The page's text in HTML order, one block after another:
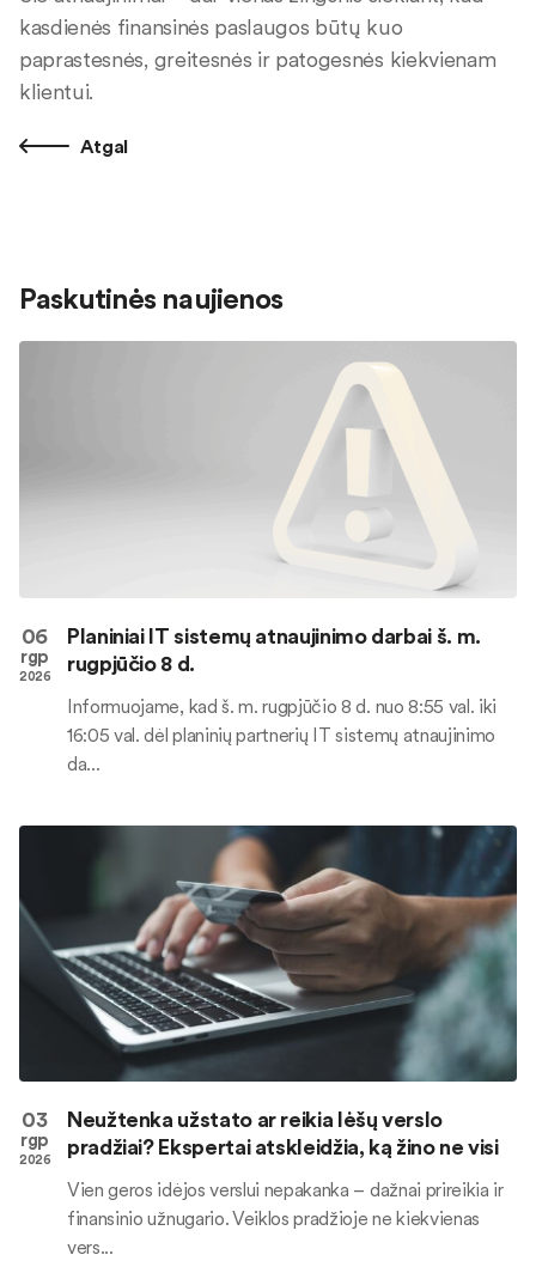
kasdienės finansinės paslaugos būtų kuo
paprastesnės, greitesnės ir patogesnės kiekvienam
klientui.
Atgal
Paskutinės naujienos
06
rgp
2026
Planiniai IT sistemų atnaujinimo darbai š. m.
rugpjūčio 8 d.
Informuojame, kad š. m. rugpjūčio 8 d. nuo 8:55 val. iki
16:05 val. dėl planinių partnerių IT sistemų atnaujinimo
da...
03
rgp
2026
Neužtenka užstato ar reikia lėšų verslo
pradžiai? Ekspertai atskleidžia, ką žino ne visi
Vien geros idėjos verslui nepakanka – dažnai prireikia ir
finansinio užnugario. Veiklos pradžioje ne kiekvienas
vers...